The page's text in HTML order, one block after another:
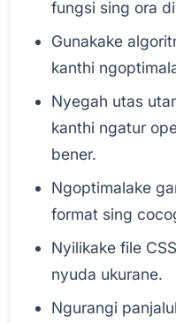
fungsi sing ora
Gunakake
kanthi
Nyegah utas
kanthi ngatur
bener.
Ngoptimalake
format sing
Nyilikake file
nyuda ukurane.
Ngurangi